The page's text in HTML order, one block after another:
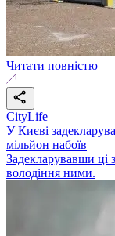
Читати повністю
CityLife
У Києві
мільйон набоїв
Задекларувавши ці
володіння ними.